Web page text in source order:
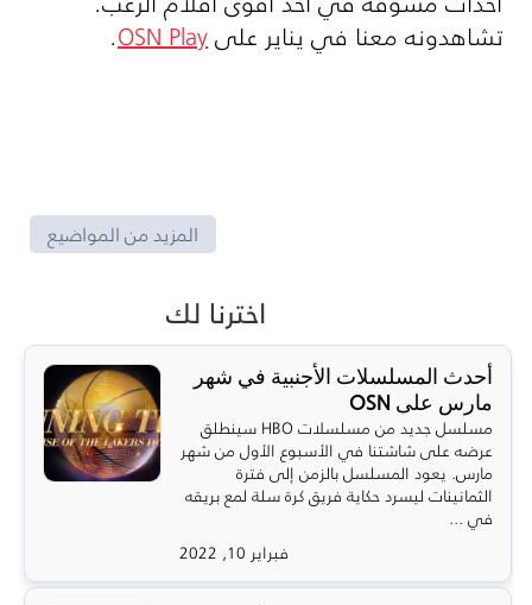
تشاهدونه معنا في يناير علىOSN Play
.
المزيد من المواضيع
اخترنا لك
أحدث المسلسلات الأجنبية في شهر
مارس على OSN
مسلسل جديد من مسلسلات HBO سينطلق
عرضه على شاشتنا في الأسبوع الأول من شهر
مارس. يعود المسلسل بالزمن إلى فترة
الثمانينات ليسرد حكاية فريق كرة سلة لمع بريقه
في ...
فبراير 10, 2022